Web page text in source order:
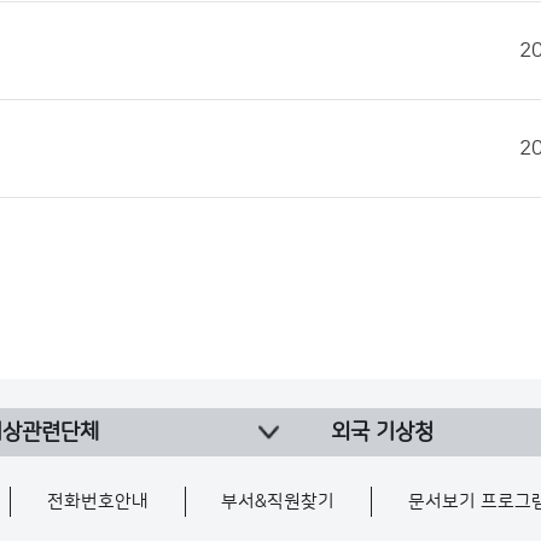
관련단체 외국 기상청
전화번호안내 부서&직원찾기 문서보기 프로그